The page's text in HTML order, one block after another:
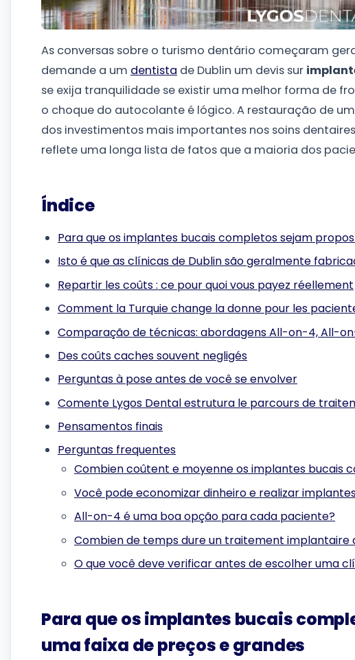
As conversas sobre o turismo dentário começaram
demande a um dentista de Dublin um devis sur
se exija tranquilidade se existir uma melhor forma de
o choque do autocolante é lógico. A restauração de
dos investimentos mais importantes nos soins
reflete uma longa lista de fatos que a maioria dos
Índice
Para que os implantes bucais completos sejam
Isto é que as clínicas de Dublin são geralmente
Repartir les coûts : ce pour quoi vous payez réellement
Comment la Turquie change la donne pour les
Comparação de técnicas: abordagens All-on-4, All-
Des coûts caches souvent negligés
Perguntas à pose antes de você se envolver
Comente Lygos Dental estrutura le parcours de
Pensamentos finais
Perguntas frequentes
Combien coûtent e moyenne os implantes bucais
Você pode economizar dinheiro e realizar
All-on-4 é uma boa opção para cada paciente?
Combien de temps dure un traitement implantaire
O que você deve verificar antes de escolher uma
Para que os implantes bucais
uma faixa de preços e grandes